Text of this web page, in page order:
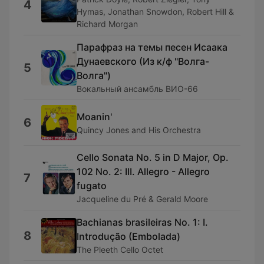
4
Hymas, Jonathan Snowdon, Robert Hill &
Richard Morgan
5
Парафраз на темы песен Исаака
Дунаевского (Из к/ф "Волга-
Волга")
Вокальный ансамбль ВИО-66
6 Moanin'
Quincy Jones and His Orchestra
7
Cello Sonata No. 5 in D Major, Op.
102 No. 2: III. Allegro - Allegro
fugato
Jacqueline du Pré & Gerald Moore
8
Bachianas brasileiras No. 1: I.
Introdução (Embolada)
The Pleeth Cello Octet